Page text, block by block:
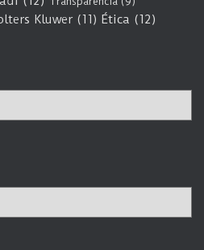
Kluwer (11) Ética (12)